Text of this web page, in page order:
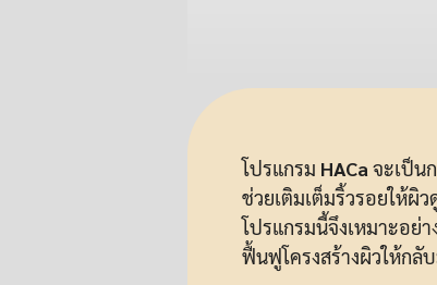
โปรแกรม HACa จะเป็น
ช่วยเติมเต็มริ้วรอยให้ผิ
โปรแกรมนี้จึงเหมาะอย่
ฟื้นฟูโครงสร้างผิวให้กลั